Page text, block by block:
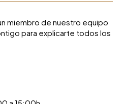
miembro de nuestro equipo
para explicarte todos los